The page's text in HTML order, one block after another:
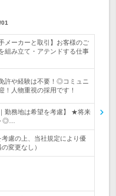
メーカーと取引】お客様のご
組み立て・アテンドする仕事
許や経験は不要！◎コミュニ
！人物重視の採用です！
勤務地は希望を考慮】 ★将来
◎…
慮の上、当社規定により優
変更なし）